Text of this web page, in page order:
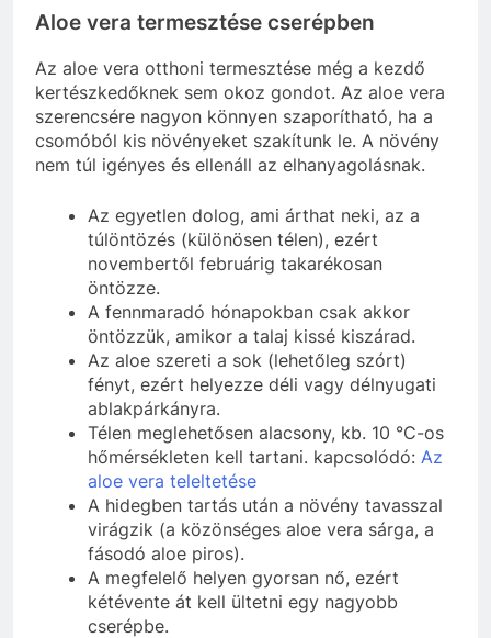
Aloe vera termesztése cserépben
Az aloe vera otthoni termesztése még a kezdő
kertészkedőknek sem okoz gondot. Az aloe vera
szerencsére nagyon könnyen szaporítható, ha a
csomóból kis növényeket szakítunk le. A növény
nem túl igényes és ellenáll az elhanyagolásnak.
Az egyetlen dolog, ami árthat neki, az a
túlöntözés (különösen télen), ezért
novembertől februárig takarékosan
öntözze.
A fennmaradó hónapokban csak akkor
öntözzük, amikor a talaj kissé kiszárad.
Az aloe szereti a sok (lehetőleg szórt)
fényt, ezért helyezze déli vagy délnyugati
ablakpárkányra.
Télen meglehetősen alacsony, kb. 10 °C-os
hőmérsékleten kell tartani. kapcsolódó: Az
aloe vera teleltetése
A hidegben tartás után a növény tavasszal
virágzik (a közönséges aloe vera sárga, a
fásodó aloe piros).
A megfelelő helyen gyorsan nő, ezért
kétévente át kell ültetni egy nagyobb
cserépbe.